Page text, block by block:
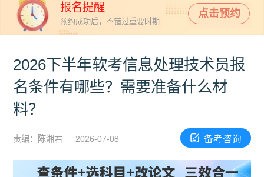
报名提醒
预约成功后，不错过重要时期
点击预约
2026下半年软考信息处理技术员报
名条件有哪些？需要准备什么材
料？
责编：陈湘君 2026-07-08 备考咨询